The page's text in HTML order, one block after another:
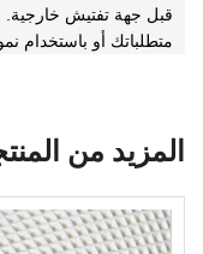
قبل جهة تفتيش
متطلباتك أو باستخدام
المزيد من